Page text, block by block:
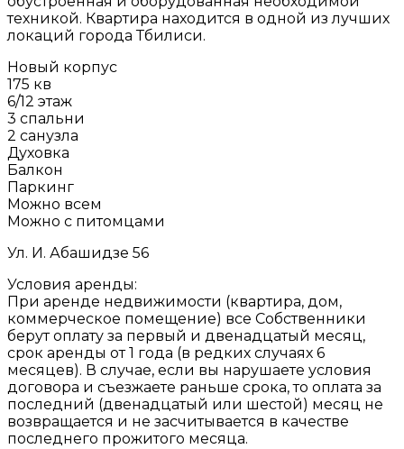
техникой. Квартира находится в одной из лучших
локаций города Тбилиси.
Новый корпус
175 кв
6/12 этаж
3 спальни
2 санузла
Духовка
Балкон
Паркинг
Можно всем
Можно с питомцами
Ул. И. Абашидзе 56
Условия аренды:
При аренде недвижимости (квартира, дом,
коммерческое помещение) все Собственники
берут оплату за первый и двенадцатый месяц,
срок аренды от 1 года (в редких случаях 6
месяцев). В случае, если вы нарушаете условия
договора и съезжаете раньше срока, то оплата за
последний (двенадцатый или шестой) месяц не
возвращается и не засчитывается в качестве
последнего прожитого месяца.